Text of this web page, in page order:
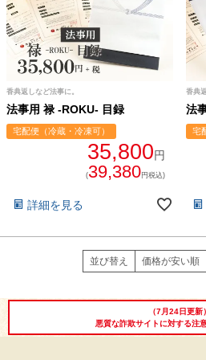
香典返しなど法事に。
法事用 禄 -ROKU- 目録
宅配便（冷蔵・冷凍可）
35,800円
(39,380円税込)
詳細を見る
香典
法
宅
並び替え 価格が安い順
（7月24日更新）
悪質な詐欺サイトに対する注